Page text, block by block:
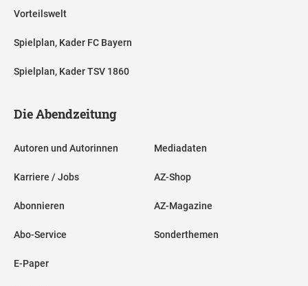
Vorteilswelt
Spielplan, Kader FC Bayern
Spielplan, Kader TSV 1860
Die Abendzeitung
Autoren und Autorinnen
Karriere / Jobs
Abonnieren
Abo-Service
E-Paper
Mediadaten
AZ-Shop
AZ-Magazine
Sonderthemen